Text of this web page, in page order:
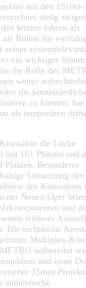
aus den 1910er-
stetig
letzten Jahren als
als Bühne für
ein wichtiger
die Rolle des
weiter
die
zu können, hat
als temporären
die Lücke
mit 161 Plätzen und
Besonderes
Umsetzung des
des Kinosalons
der Neuen Oper
und
früherer
Die technische
Multiplex-
aufbereitet
und einer
35mm-
authentische